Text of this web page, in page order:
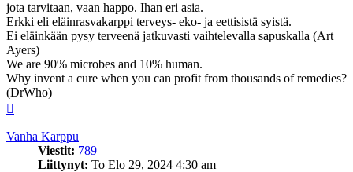
jota tarvitaan, vaan happo. Ihan eri asia.
Erkki eli eläinrasvakarppi terveys- eko- ja eettisistä syistä.
Ei eläinkään pysy terveenä jatkuvasti vaihtelevalla sapuskalla (Art
Ayers)
We are 90% microbes and 10% human.
Why invent a cure when you can profit from thousands of remedies?
(DrWho)
Vanha Karppu
Viestit: 789
Liittynyt: To Elo 29, 2024 4:30 am